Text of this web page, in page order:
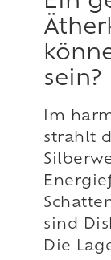
sein?
Im
strahlt
sind
Die